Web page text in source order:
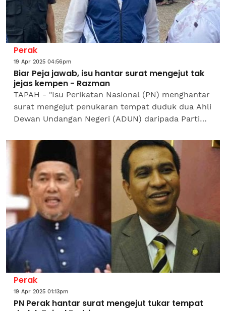
Perak
19 Apr 2025 04:56pm
Biar Peja jawab, isu hantar surat mengejut tak
jejas kempen - Razman
TAPAH - "Isu Perikatan Nasional (PN) menghantar
surat mengejut penukaran tempat duduk dua Ahli
Dewan Undangan Negeri (ADUN) daripada Parti
dijelaskan...
Perak
19 Apr 2025 01:13pm
PN Perak hantar surat mengejut tukar tempat